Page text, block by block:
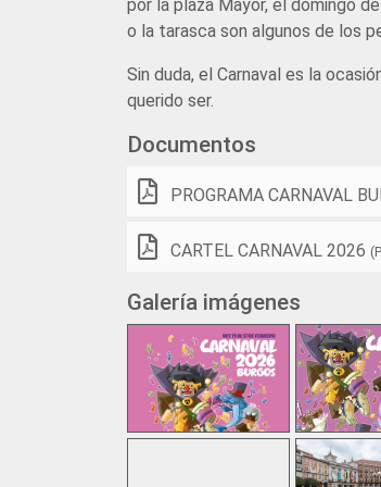
por la plaza Mayor, el domingo
o la tarasca son algunos de los
Sin duda, el Carnaval es la
querido ser.
Documentos
PROGRAMA CARNAVAL
CARTEL CARNAVAL 2026
Galería imágenes